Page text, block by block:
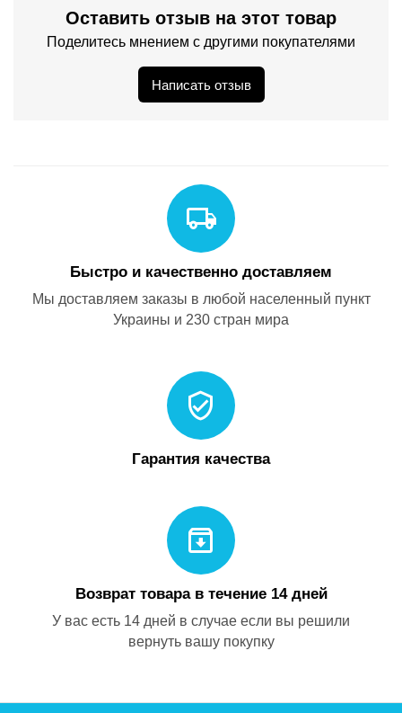
Оставить отзыв на этот товар
Поделитесь мнением с другими покупателями
Написать отзыв
Быстро и качественно доставляем
Мы доставляем заказы в любой населенный пункт
Украины и 230 стран мира
Гарантия качества
Возврат товара в течение 14 дней
У вас есть 14 дней в случае если вы решили
вернуть вашу покупку